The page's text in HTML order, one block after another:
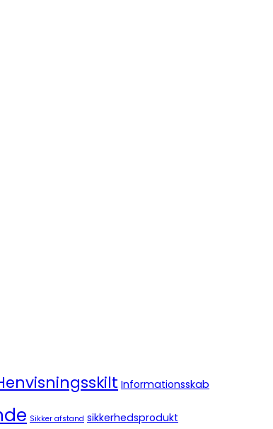
Informationsskab
Sikker afstand sikkerhedsprodukt